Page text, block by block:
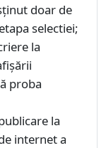
doar de
selectiei;
la
proba
la
internet a